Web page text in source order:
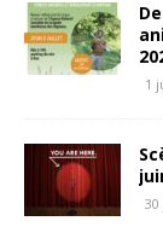
1
30